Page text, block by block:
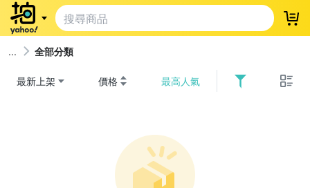
登
全部分類
最新上架 價格 最高人氣